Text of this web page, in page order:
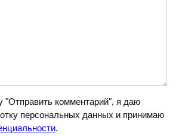
"Отправить комментарий", я даю
персональных данных и принимаю
.